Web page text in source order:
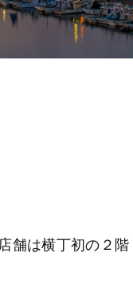
舗は横丁初の２階